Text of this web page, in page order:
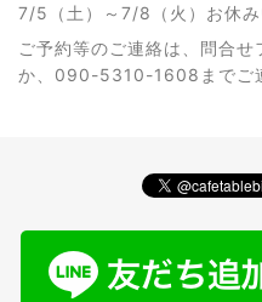
7/5（土）～7/8（火）お休み
ご予約等のご連絡は、問合せ
か、090-5310-1608までご